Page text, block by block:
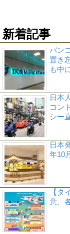
新着記事
バン
置き
も中
日本
コン
シー
日本
年10
【タ
意、